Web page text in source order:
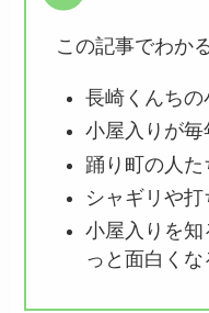
この記事でわか
長崎くんち
小屋入りが
踊り町の人
シャギリや
小屋入りを知
っと面白くな